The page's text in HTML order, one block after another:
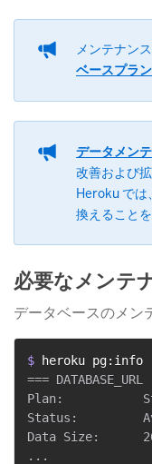
メンテナン
ベースプラン
データメン
改善および
Heroku では
換えること
必要なメンテ
データベースのメン
$
heroku pg:info
=== DATABASE_URL
Plan:
Status:
Data Size:
...